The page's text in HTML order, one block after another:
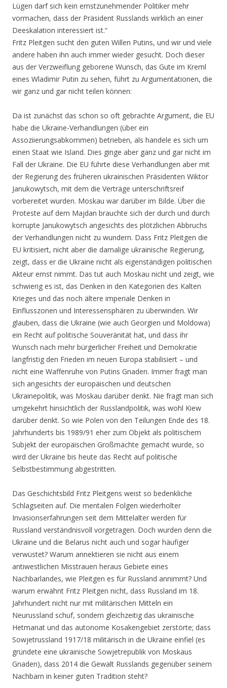
Lügen darf sich kein ernstzunehmender Politiker mehr
vormachen, dass der Präsident Russlands wirklich an einer
Deeskalation interessiert ist.“
Fritz Pleitgen sucht den guten Willen Putins, und wir und viele
andere haben ihn auch immer wieder gesucht. Doch dieser
aus der Verzweiflung geborene Wunsch, das Gute im Kreml
eines Wladimir Putin zu sehen, führt zu Argumentationen, die
wir ganz und gar nicht teilen können:
Da ist zunächst das schon so oft gebrachte Argument, die EU
habe die Ukraine-Verhandlungen (über ein
Assoziierungsabkommen) betrieben, als handele es sich um
einen Staat wie Island. Dies ginge aber ganz und gar nicht im
Fall der Ukraine. Die EU führte diese Verhandlungen aber mit
der Regierung des früheren ukrainischen Präsidenten Wiktor
Janukowytsch, mit dem die Verträge unterschriftsreif
vorbereitet wurden. Moskau war darüber im Bilde. Über die
Proteste auf dem Majdan brauchte sich der durch und durch
korrupte Janukowytsch angesichts des plötzlichen Abbruchs
der Verhandlungen nicht zu wundern. Dass Fritz Pleitgen die
EU kritisiert, nicht aber die damalige ukrainische Regierung,
zeigt, dass er die Ukraine nicht als eigenständigen politischen
Akteur ernst nimmt. Das tut auch Moskau nicht und zeigt, wie
schwierig es ist, das Denken in den Kategorien des Kalten
Krieges und das noch ältere imperiale Denken in
Einflusszonen und Interessensphären zu überwinden. Wir
glauben, dass die Ukraine (wie auch Georgien und Moldowa)
ein Recht auf politische Souveränität hat, und dass ihr
Wunsch nach mehr bürgerlicher Freiheit und Demokratie
langfristig den Frieden im neuen Europa stabilisiert – und
nicht eine Waffenruhe von Putins Gnaden. Immer fragt man
sich angesichts der europäischen und deutschen
Ukrainepolitik, was Moskau darüber denkt. Nie fragt man sich
umgekehrt hinsichtlich der Russlandpolitik, was wohl Kiew
darüber denkt. So wie Polen von den Teilungen Ende des 18.
Jahrhunderts bis 1989/91 eher zum Objekt als politischem
Subjekt der europäischen Großmächte gemacht wurde, so
wird der Ukraine bis heute das Recht auf politische
Selbstbestimmung abgestritten.
Das Geschichtsbild Fritz Pleitgens weist so bedenkliche
Schlagseiten auf. Die mentalen Folgen wiederholter
Invasionserfahrungen seit dem Mittelalter werden für
Russland verständnisvoll vorgetragen. Doch wurden denn die
Ukraine und die Belarus nicht auch und sogar häufiger
verwüstet? Warum annektieren sie nicht aus einem
antiwestlichen Misstrauen heraus Gebiete eines
Nachbarlandes, wie Pleitgen es für Russland annimmt? Und
warum erwähnt Fritz Pleitgen nicht, dass Russland im 18.
Jahrhundert nicht nur mit militärischen Mitteln ein
Neurussland schuf, sondern gleichzeitig das ukrainische
Hetmanat und das autonome Kosakengebiet zerstörte; dass
Sowjetrussland 1917/18 militärisch in die Ukraine einfiel (es
gründete eine ukrainische Sowjetrepublik von Moskaus
Gnaden), dass 2014 die Gewalt Russlands gegenüber seinem
Nachbarn in keiner guten Tradition steht?